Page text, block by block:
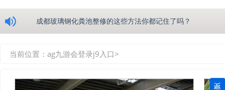
成都玻璃钢化粪池整修的这些方法你都记住了吗？
当前位置： ag九游会登录j9入口>